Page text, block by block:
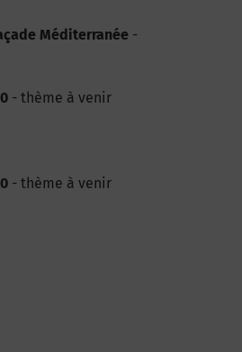
Méditerranée -
- thème à venir
- thème à venir